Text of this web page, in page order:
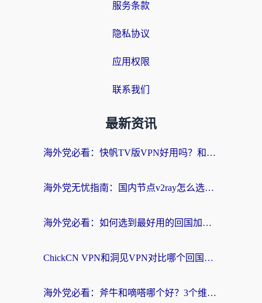
服务条款
隐私协议
应用权限
联系我们
最新资讯
海外党必看：快帆TV版VPN好用吗？和快游VPN对比哪个回国效果更好？附实用避坑指南
海外党无忧指南：国内节点v2ray怎么选？一键回国VPN+多场景实测帮你避坑
海外党必看：如何选到最好用的回国加速器？从节点到售后的全维度指南
ChickCN VPN和洞见VPN对比哪个回国效果更好？海外党亲测3款加速器+避坑指南
海外党必看：斧牛和嘀嗒哪个好？3个维度教你选对回国加速器